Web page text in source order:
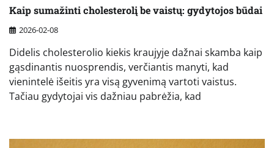
Kaip sumažinti cholesterolį be vaistų: gydytojos būdai
2026-02-08
Didelis cholesterolio kiekis kraujyje dažnai skamba kaip
gąsdinantis nuosprendis, verčiantis manyti, kad
vienintelė išeitis yra visą gyvenimą vartoti vaistus.
Tačiau gydytojai vis dažniau pabrėžia, kad